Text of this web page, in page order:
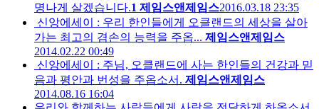
명나게 살겠습니다.1 제임스앤제임스2016.03.18 23:35
신앙에세이 : 우리 한인들에게 오클랜드의 세상을 살아
가는 최고의 겸손의 능력을 주옵... 제임스앤제임스
2014.02.22 00:49
신앙에세이 : 주님, 오클랜드에 사는 한인들의 건강과 믿
음과 평안과 번성을 주옵소서. 제임스앤제임스
2014.08.16 16:04